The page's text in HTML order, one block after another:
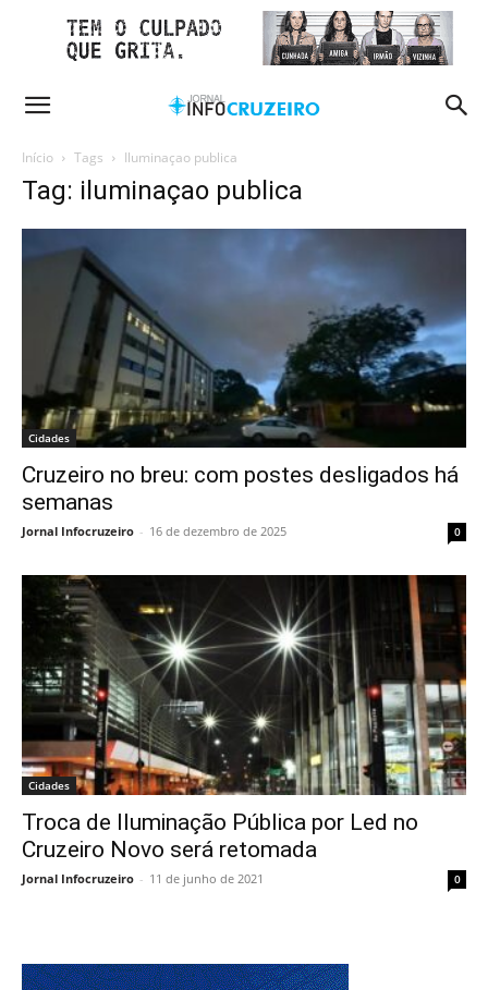
Início Tags Iluminaçao publica
Tag: iluminaçao publica
Cidades
Cruzeiro no breu: com postes desligados há
semanas
Jornal Infocruzeiro - 16 de dezembro de 2025 0
Cidades
Troca de Iluminação Pública por Led no
Cruzeiro Novo será retomada
Jornal Infocruzeiro - 11 de junho de 2021 0